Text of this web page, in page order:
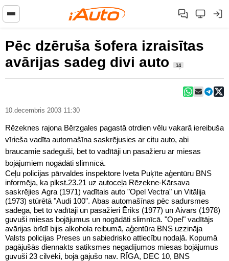
Pēc dzēruša šofera izraisītas
avārijas sadeg divi auto
14
10.decembris 2003 11:30
Rēzeknes rajona Bērzgales pagastā otrdien vēlu vakarā iereibuša
vīrieša vadīta automašīna saskrējusies ar citu auto, abi
braucamie sadeguši, bet to vadītāji un pasažieru ar miesas
bojājumiem nogādāti slimnīcā.
Ceļu policijas pārvaldes inspektore Iveta Puķīte aģentūru BNS
informēja, ka plkst.23.21 uz autoceļa Rēzekne-Kārsava
saskrējies Agra (1971) vadītais auto "Opel Vectra" un Vitālija
(1973) stūrētā "Audi 100". Abas automašīnas pēc sadursmes
sadega, bet to vadītāji un pasažieri Ēriks (1977) un Aivars (1978)
guvuši miesas bojājumus un nogādāti slimnīcā. "Opel" vadītājs
avārijas brīdī bijis alkohola reibumā, aģentūra BNS uzzināja
Valsts policijas Preses un sabiedrisko attiecību nodaļā. Kopumā
pagājušās diennakts satiksmes negadījumos miesas bojājumus
guvuši 23 cilvēki, bojā gājušo nav. RĪGA, DEC 10, BNS